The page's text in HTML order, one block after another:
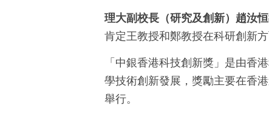
理大副校長（研究及創新）趙汝
肯定王教授和鄭教授在科研創新
「中銀香港科技創新獎」是由香
學技術創新發展，獎勵主要在香
舉行。